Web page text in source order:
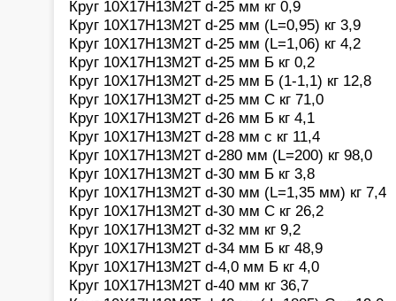
Круг 10Х17Н13М2Т d-25 мм кг 0,9
Круг 10Х17Н13М2Т d-25 мм (L=0,95) кг 3,9
Круг 10Х17Н13М2Т d-25 мм (L=1,06) кг 4,2
Круг 10Х17Н13М2Т d-25 мм Б кг 0,2
Круг 10Х17Н13М2Т d-25 мм Б (1-1,1) кг 12,8
Круг 10Х17Н13М2Т d-25 мм С кг 71,0
Круг 10Х17Н13М2Т d-26 мм Б кг 4,1
Круг 10Х17Н13М2Т d-28 мм с кг 11,4
Круг 10Х17Н13М2Т d-280 мм (L=200) кг 98,0
Круг 10Х17Н13М2Т d-30 мм Б кг 3,8
Круг 10Х17Н13М2Т d-30 мм (L=1,35 мм) кг 7,4
Круг 10Х17Н13М2Т d-30 мм С кг 26,2
Круг 10Х17Н13М2Т d-32 мм кг 9,2
Круг 10Х17Н13М2Т d-34 мм Б кг 48,9
Круг 10Х17Н13М2Т d-4,0 мм Б кг 4,0
Круг 10Х17Н13М2Т d-40 мм кг 36,7